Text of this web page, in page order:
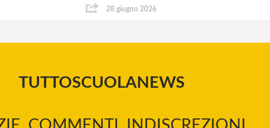
28 giugno 2026
TUTTOSCUOLANEWS